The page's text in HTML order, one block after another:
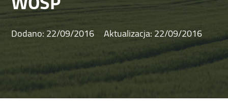
Dodano:22/09/2016 Aktualizacja:22/09/2016